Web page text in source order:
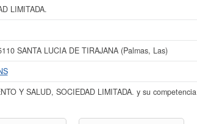
Y SALUD, SOCIEDAD LIMITADA.
de Palmas, Las y tiene 5 actos inscritos en el
LIMITADA. puedeacceder inmediatamente a
los resultados de sus años de actividad, así como
el 16/07/2026.
LIMITADA.
SANTA LUCIA DE TIRAJANA (Palmas, Las)
Y SALUD, SOCIEDAD LIMITADA. y su competencia